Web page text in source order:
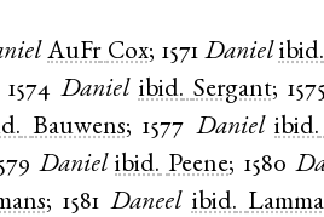
AuFr Cox; 1571 Daniel ibid.
1574 Daniel ibid. Sergant;1575
Bauwens;1577 Daniel ibid.
Daniel ibid. Peene; 1580
; 1581 Daneel ibid.